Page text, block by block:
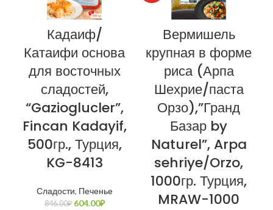
Кадаиф/
Катаифи основа
для восточных
сладостей,
“Gazioglucler”,
Fincan Kadayif,
500гр., Турция,
KG-8413
Сладости, Печенье
846.00₽ 604.00₽
Вермишель
крупная в форме
риса (Арпа
Шехрие/паста
Орзо),”Гранд
Базар by
Naturel”, Arpa
sehriye/Orzo,
1000гр. Турция,
MRAW-1000